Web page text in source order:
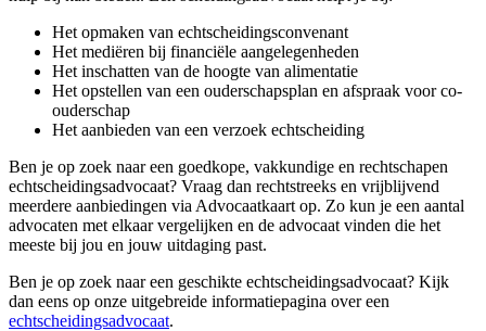
Het opmaken van echtscheidingsconvenant
Het mediëren bij financiële aangelegenheden
Het inschatten van de hoogte van alimentatie
Het opstellen van een ouderschapsplan en afspraak voor co-
ouderschap
Het aanbieden van een verzoek echtscheiding
Ben je op zoek naar een goedkope, vakkundige en rechtschapen
echtscheidingsadvocaat? Vraag dan rechtstreeks en vrijblijvend
meerdere aanbiedingen via Advocaatkaart op. Zo kun je een aantal
advocaten met elkaar vergelijken en de advocaat vinden die het
meeste bij jou en jouw uitdaging past.
Ben je op zoek naar een geschikte echtscheidingsadvocaat? Kijk
dan eens op onze uitgebreide informatiepagina over een
echtscheidingsadvocaat.